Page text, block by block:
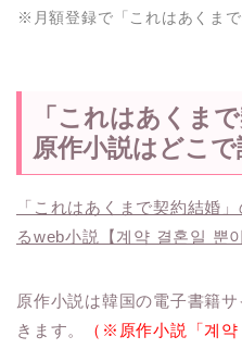
※月額登録で「これはあくま
「これはあくま
原作小説はどこで
「これはあくまで契約結婚
るweb小説【계약 결혼일 뿐
原作小説は韓国の電子書籍
きます。
（※原作小説「계